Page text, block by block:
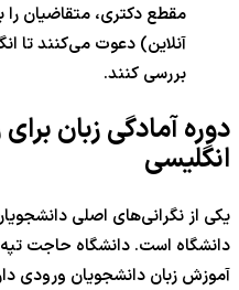
مقطع دکتری، متقاضیان
آنلاین) دعوت می‌کنند تا
بررسی کنند.
دوره آمادگی زبان
انگلیسی
یکی از نگرانی‌های اصلی
دانشگاه است. دانشگاه حاجت تپه
آموزش زبان دانشجویان ورودی